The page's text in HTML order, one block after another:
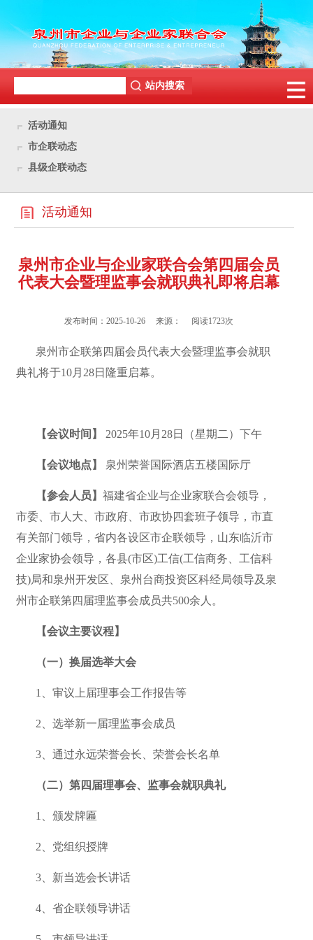
活动通知
市企联动态
县级企联动态
活动通知
泉州市企业与企业家联合会第四届会员
代表大会暨理监事会就职典礼即将启幕
发布时间：2025-10-26 来源： 阅读1723次
泉州市企联第四届会员代表大会暨理监事会就职
典礼将于10月28日隆重启幕。
【会议时间】 2025年10月28日（星期二）下午
【会议地点】 泉州荣誉国际酒店五楼国际厅
【参会人员】福建省企业与企业家联合会领导，
市委、市人大、市政府、市政协四套班子领导，市直
有关部门领导，省内各设区市企联领导，山东临沂市
企业家协会领导，各县(市区)工信(工信商务、工信科
技)局和泉州开发区、泉州台商投资区科经局领导及泉
州市企联第四届理监事会成员共500余人。
【会议主要议程】
（一）换届选举大会
1、审议上届理事会工作报告等
2、选举新一届理监事会成员
3、通过永远荣誉会长、荣誉会长名单
（二）第四届理事会、监事会就职典礼
1、颁发牌匾
2、党组织授牌
3、新当选会长讲话
4、省企联领导讲话